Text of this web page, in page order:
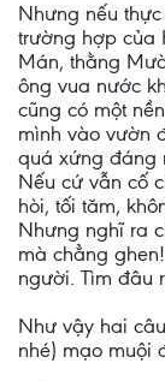
Nhưng nếu
trường hợp của
Mán, thằng
ông vua nước
cũng có một
mình vào vườn
quá xứng đáng
Nếu cứ vẫn cố
hòi, tối tăm,
Nhưng nghĩ ra
mà chẳng
người. Tìm đâu
Như vậy hai
nhé) mạo muội